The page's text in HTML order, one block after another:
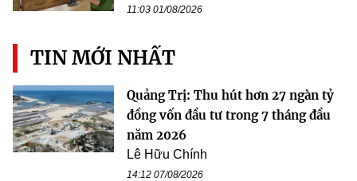
11:03 01/08/2026
TIN MỚI NHẤT
Quảng Trị: Thu hút hơn 27 ngàn tỷ
đồng vốn đầu tư trong 7 tháng đầu
năm 2026
Lê Hữu Chính
14:12 07/08/2026